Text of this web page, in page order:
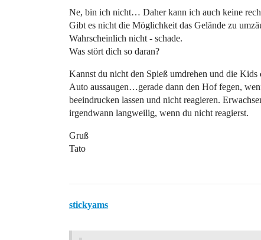
Ne, bin ich nicht… Daher kann ich auch keine
Gibt es nicht die Möglichkeit das Gelände zu
Wahrscheinlich nicht - schade.
Was stört dich so daran?
Kannst du nicht den Spieß umdrehen und die
Auto aussaugen…gerade dann den Hof fegen,
beeindrucken lassen und nicht reagieren.
irgendwann langweilig, wenn du nicht reagierst.
Gruß
Tato
stickyams